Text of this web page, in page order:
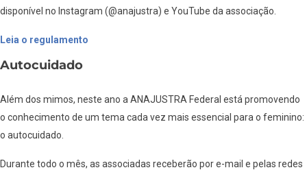
disponível no Instagram (@anajustra) e YouTube da associação.
Leia o regulamento
Autocuidado
Além dos mimos, neste ano a ANAJUSTRA Federal está promovendo
o conhecimento de um tema cada vez mais essencial para o feminino:
o autocuidado.
Durante todo o mês, as associadas receberão por e-mail e pelas redes